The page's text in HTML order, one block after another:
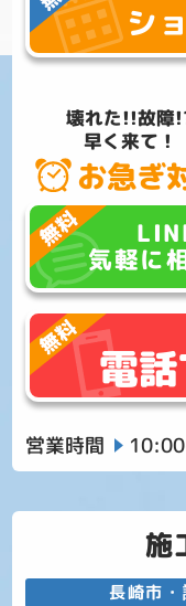
壊れた!!故障
早く来て！
お急ぎ
気軽に
シ
電
営業時間
施
長崎市